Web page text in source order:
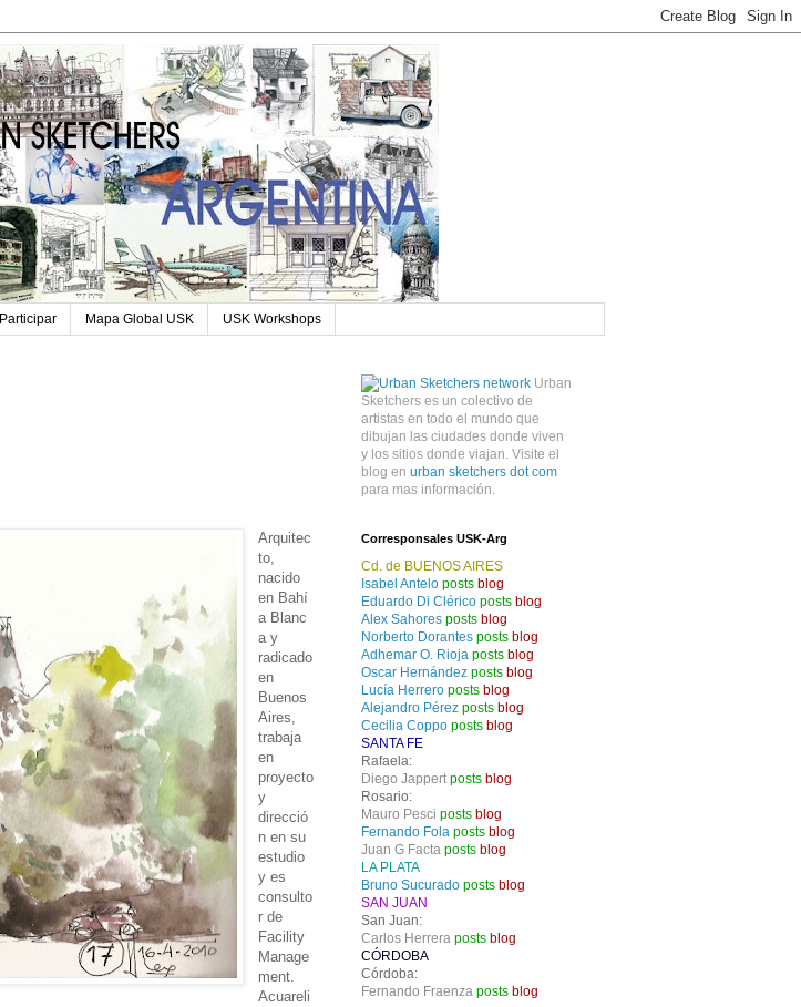
Participar Mapa Global USK USK Workshops
Arquitec
to,
nacido
en Bahí
a Blanc
a y
radicado
en
Buenos
Aires,
trabaja
en
proyecto
y
direcció
n en su
estudio
y es
consulto
r de
Facility
Manage
ment.
Acuareli
Urban
Sketchers es un colectivo de
artistas en todo el mundo que
dibujan las ciudades donde viven
y los sitios donde viajan. Visite el
blog en urban sketchers dot com
para mas información.
Corresponsales USK-Arg
Cd. de BUENOS AIRES
Isabel Antelo posts blog
Eduardo Di Clérico posts blog
Alex Sahores posts blog
Norberto Dorantes posts blog
Adhemar O. Rioja posts blog
Oscar Hernández posts blog
Lucía Herrero posts blog
Alejandro Pérez posts blog
Cecilia Coppo posts blog
SANTA FE
Rafaela:
Diego Jappert posts blog
Rosario:
Mauro Pesci posts blog
Fernando Fola posts blog
Juan G Facta posts blog
LA PLATA
Bruno Sucurado posts blog
SAN JUAN
San Juan:
Carlos Herrera posts blog
CÓRDOBA
Córdoba:
Fernando Fraenza posts blog